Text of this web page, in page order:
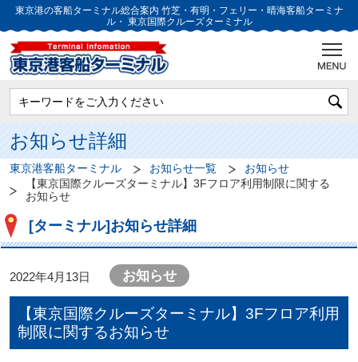
東京港の客船ターミナル総合案内 竹芝・有明・フェリー・晴海客船ターミナ
ル・ 東京国際クルーズターミナル
お知らせ詳細
東京港客船ターミナル お知らせ一覧
お知らせ
【東京国際クルーズターミナル】3Fフロア利用制限に関する
お知らせ
[ターミナル]お知らせ詳細
2022年4月13日 お知らせ
【東京国際クルーズターミナル】3Fフロア利用
制限に関するお知らせ